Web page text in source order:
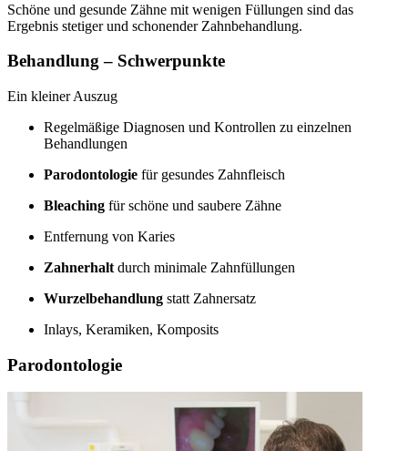
Schöne und gesunde Zähne mit wenigen Füllungen sind das
Ergebnis stetiger und schonender Zahnbehandlung.
Behandlung – Schwerpunkte
Ein kleiner Auszug
Regelmäßige Diagnosen und Kontrollen zu einzelnen
Behandlungen
Parodontologie für gesundes Zahnfleisch
Bleaching für schöne und saubere Zähne
Entfernung von Karies
Zahnerhalt durch minimale Zahnfüllungen
Wurzelbehandlung statt Zahnersatz
Inlays, Keramiken, Komposits
Parodontologie